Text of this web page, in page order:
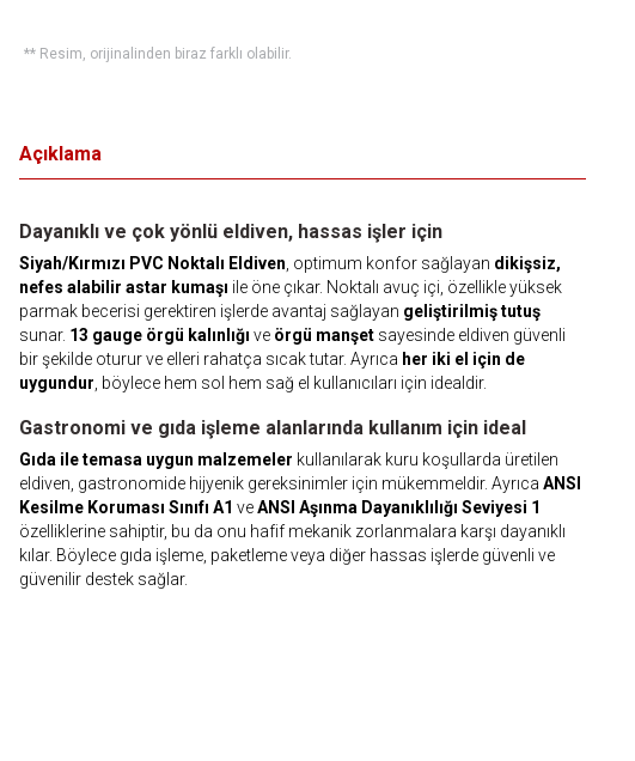
** Resim, orijinalinden biraz farklı olabilir.
Açıklama
Dayanıklı ve çok yönlü eldiven, hassas işler için
Siyah/Kırmızı PVC Noktalı Eldiven , optimum konfor sağlayan dikişsiz,
nefes alabilir astar kumaşı ile öne çıkar. Noktalı avuç içi, özellikle yüksek
parmak becerisi gerektiren işlerde avantaj sağlayan geliştirilmiş tutuş
sunar. 13 gauge örgü kalınlığı ve örgü manşet sayesinde eldiven güvenli
bir şekilde oturur ve elleri rahatça sıcak tutar. Ayrıca her iki el için de
uygundur , böylece hem sol hem sağ el kullanıcıları için idealdir.
Gastronomi ve gıda işleme alanlarında kullanım için ideal
Gıda ile temasa uygun malzemeler kullanılarak kuru koşullarda üretilen
eldiven, gastronomide hijyenik gereksinimler için mükemmeldir. Ayrıca ANSI
Kesilme Koruması Sınıfı A1 veANSI Aşınma Dayanıklılığı Seviyesi 1
özelliklerine sahiptir, bu da onu hafif mekanik zorlanmalara karşı dayanıklı
kılar. Böylece gıda işleme, paketleme veya diğer hassas işlerde güvenli ve
güvenilir destek sağlar.